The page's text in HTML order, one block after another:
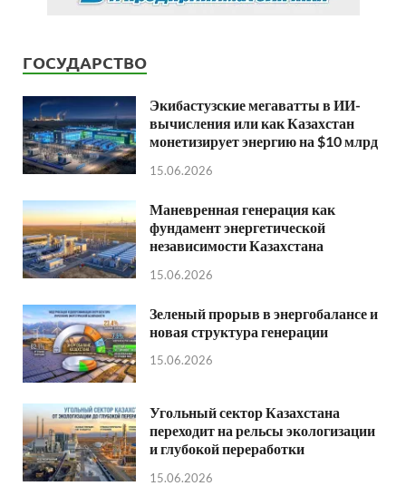
ГОСУДАРСТВО
Экибастузские мегаватты в ИИ-
вычисления или как Казахстан
монетизирует энергию на $10 млрд
15.06.2026
Маневренная генерация как
фундамент энергетической
независимости Казахстана
15.06.2026
Зеленый прорыв в энергобалансе и
новая структура генерации
15.06.2026
Угольный сектор Казахстана
переходит на рельсы экологизации
и глубокой переработки
15.06.2026